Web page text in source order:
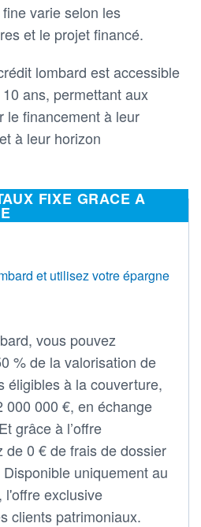
varie selon les
et le projet financé.
lombard est accessible
ans, permettant aux
le financement à leur
à leur horizon
FIXE GRACE A
et utilisez votre épargne
vous pouvez
% de la valorisation de
éligibles à la couverture,
000 000 €, en échange
grâce à l’offre
de 0 € de frais de dossier
uniquement au
l'offre exclusive
clients patrimoniaux.